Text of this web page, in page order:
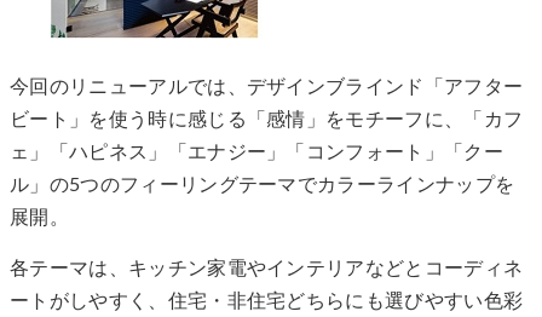
今回のリニューアルでは、デザインブラインド「アフター
ビート」を使う時に感じる「感情」をモチーフに、「カフ
ェ」「ハピネス」「エナジー」「コンフォート」「クー
ル」の5つのフィーリングテーマでカラーラインナップを
展開。
各テーマは、キッチン家電やインテリアなどとコーディネ
ートがしやすく、住宅・非住宅どちらにも選びやすい色彩